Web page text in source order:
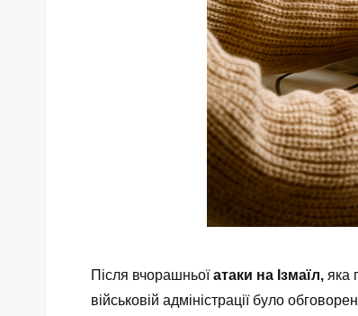
Після вчорашньоїатаки на Ізмаїл, яка
військовій адміністрації було